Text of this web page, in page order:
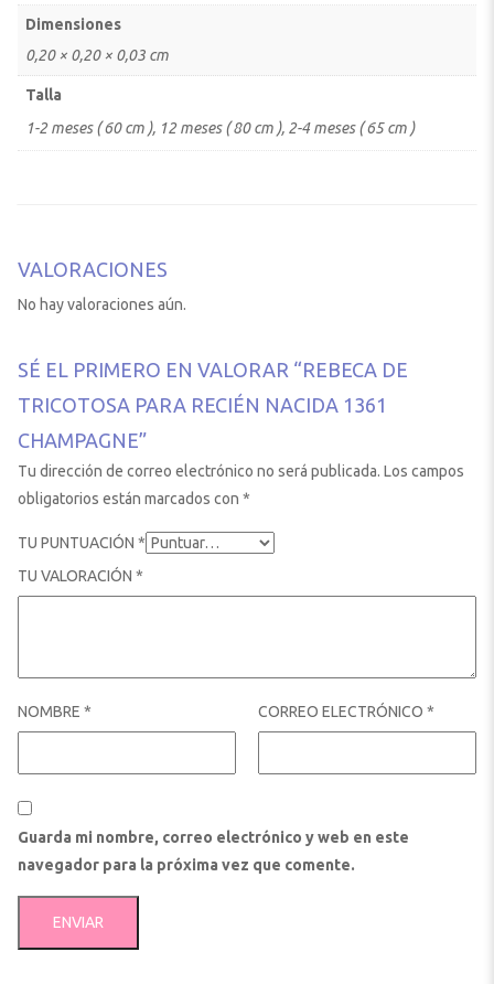
Dimensiones
0,20 × 0,20 × 0,03 cm
Talla
1-2 meses ( 60 cm ), 12 meses ( 80 cm ), 2-4 meses ( 65 cm )
VALORACIONES
No hay valoraciones aún.
SÉ EL PRIMERO EN VALORAR “REBECA DE
TRICOTOSA PARA RECIÉN NACIDA 1361
CHAMPAGNE”
Tu dirección de correo electrónico no será publicada. Los campos
obligatorios están marcados con *
TU PUNTUACIÓN *
TU VALORACIÓN *
NOMBRE * CORREO ELECTRÓNICO *
Guarda mi nombre, correo electrónico y web en este
navegador para la próxima vez que comente.